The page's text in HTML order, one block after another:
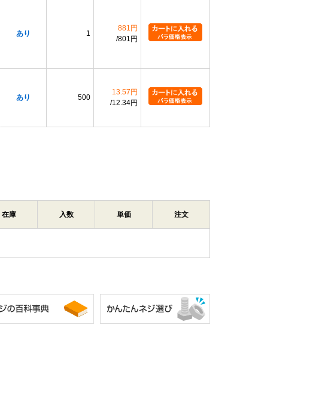
あり 1
881円
801円
あり 500
13.57円
12.34円
在庫 入数 単価 注文